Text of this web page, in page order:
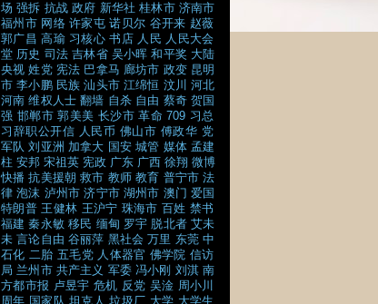
场 强拆 抗战 政府 新华社 桂林市 济南市
福州市 网络 许家屯 诺贝尔 谷开来 赵薇
郭广昌 高瑜 习核心 书店 人民 人民大会
堂 历史 司法 吉林省 吴小晖 和平奖 大陆
央视 姓党 宪法 巴拿马 廊坊市 政变 昆明
市 李小鹏 民族 汕头市 江绵恒 汶川
河北
河南 维权人士 翻墙 自杀 自由 蔡奇 贺国
强 邯郸市 郭美美 长沙市 革命 709 习总
习辞职公开信 人民币 佛山市 傅政华 党
军队 刘亚洲 加拿大 国安 城管 媒体 孟建
柱 安邦 宋祖英 宪政 广东 广西 徐翔 微博
快播 抗美援朝 救市 教师 教育 普宁市 法
律 泡沫 泸州市 济宁市 湖州市 澳门 爱国
特朗普 王健林 王沪宁 珠海市 百姓 禁书
福建 秦永敏 移民 缅甸 罗宇 脱北者 艾未
未 言论自由 谷丽萍 黑社会 万里 东莞 中
石化 二胎 五毛党 人体器官 佛学院 信访
局 兰州市 共产主义 军委 冯小刚 刘淇 南
方都市报 卢昱宇 危机 反党 吴淦 周小川
周年 国家队 坦克人 垃圾厂 大学 大学生